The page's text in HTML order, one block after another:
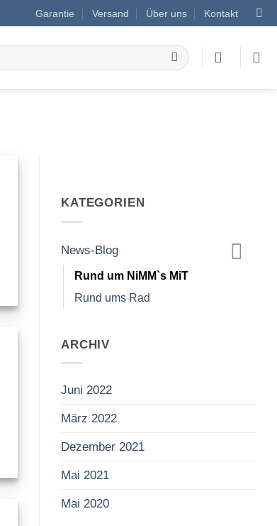
Garantie Versand Über uns Kontakt
KATEGORIEN
News-Blog
Rund um NiMM`s MiT
Rund ums Rad
ARCHIV
Juni 2022
März 2022
Dezember 2021
Mai 2021
Mai 2020